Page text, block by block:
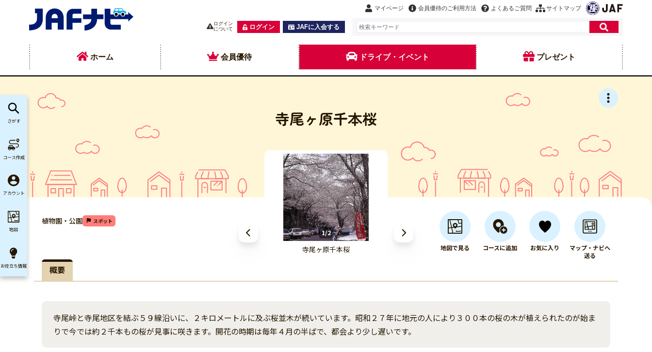
マイページ 会員優待のご利用方法 よくあるご質問 サイトマップ
ログイン
について
ログイン JAFに入会する
ホーム 会員優待 ドライブ・イベント プレゼント
寺尾ヶ原千本桜
1/2
寺尾ヶ原千本桜
植物園・公園 スポット
地図で見る コースに追加 お気に入り
マップ・ナビへ
送る
概要
寺尾峠と寺尾地区を結ぶ５９線沿いに、２キロメートルに及ぶ桜並木が続いています。昭和２７年に地元の人により３００本の桜の木が植えられたのが始ま
りで今では約２千本もの桜が見事に咲きます。開花の時期は毎年４月の半ばで、都会より少し遅いです。
さがす
コース作成
アカウント
地図
お役立ち情報